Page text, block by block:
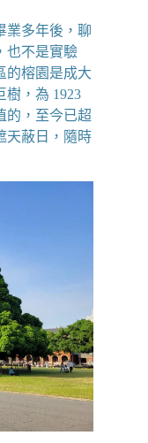
業多年後，聊
也不是實驗
的榕園是成大
樹，為 1923
的，至今已超
天蔽日，隨時